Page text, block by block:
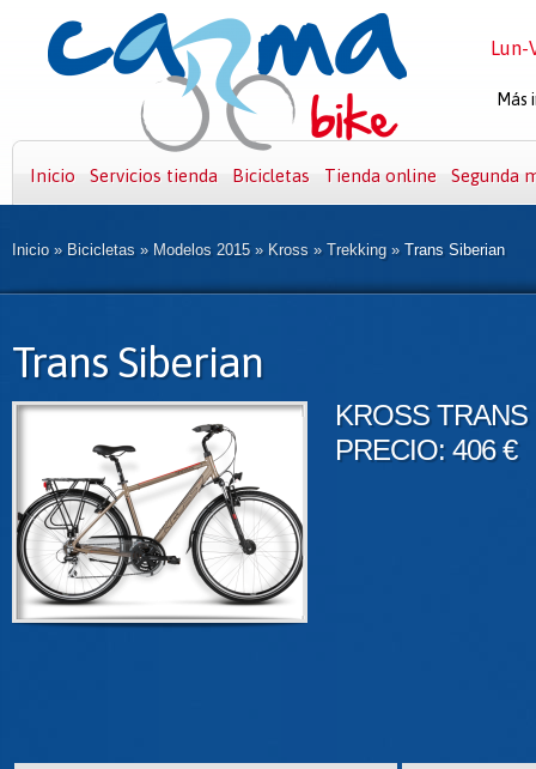
Inicio Servicios tienda Bicicletas Tienda online Segunda
Inicio » Bicicletas » Modelos 2015 » Kross » Trekking » Trans Siberian
Trans Siberian
KROSS
PRECIO: 406 €
Lun-
Más